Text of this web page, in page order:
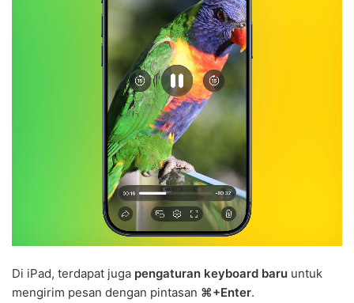
Di iPad, terdapat juga pengaturan keyboard baru untuk
mengirim pesan dengan pintasan ⌘+Enter.